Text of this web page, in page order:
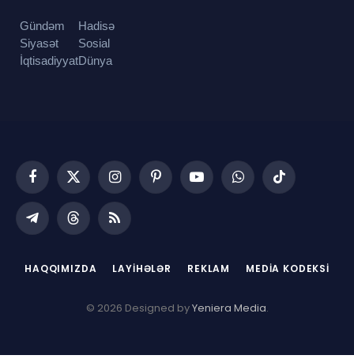
Gündəm
Siyasət
İqtisadiyyat
Hadisə
Sosial
Dünya
Facebook
X
(Twitter)
InstagramPinterestYouTubeWhatsAppTikTok
TelegramThreadsRSS
HAQQIMIZDA LAYIHƏLƏR REKLAM MEDIA KODEKSI
© 2026 Designed byYeniera Media.